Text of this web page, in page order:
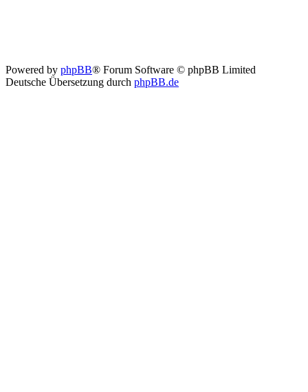
Powered by phpBB® Forum Software © phpBB Limited
Deutsche Übersetzung durch phpBB.de